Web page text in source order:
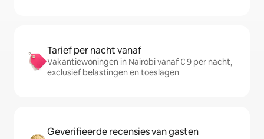
Tarief per nacht vanaf
Vakantiewoningen in Nairobi vanaf € 9 per nacht,
exclusief belastingen en toeslagen
Geverifieerde recensies van gasten